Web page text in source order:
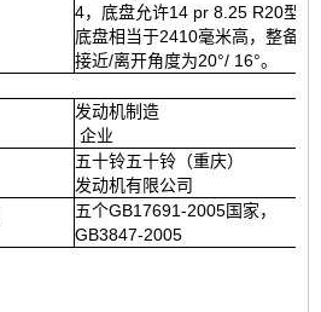
4，底盘允许14 pr 8.25 R20型
底盘相当于2410毫米高，整备
接近/离开角度为20°/ 16°。
发动机制造
企业
五十铃五十铃（重庆）
发动机有限公司
五个GB17691-2005国家，
GB3847-2005